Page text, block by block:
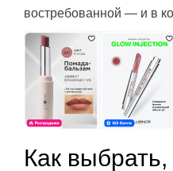
востребованной — и в
Как